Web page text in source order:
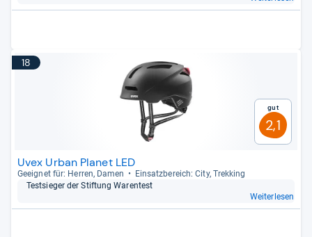
18
Gut
2,1
Uvex Urban Planet LED
Geeig­net für: Her­ren, Damen
Ein­satz­be­reich: City, Trek­king
Test­sie­ger der Stif­tung Waren­test
Weiterlesen